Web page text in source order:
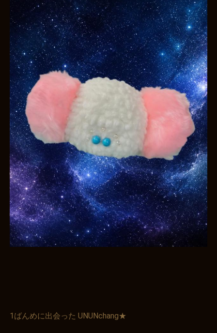
1ばんめに出会った UNUNchang★